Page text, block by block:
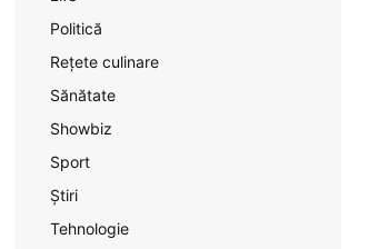
Politică
Rețete culinare
Sănătate
Showbiz
Sport
Știri
Tehnologie